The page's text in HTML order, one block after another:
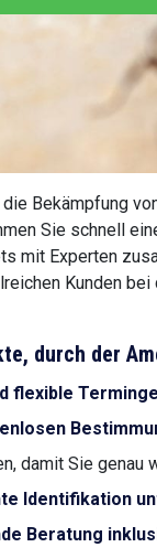
Bekämpfung
Sie schnell
mit Experten
Kunden
durch der
flexible
damit Sie genau
Identifikation
Beratung